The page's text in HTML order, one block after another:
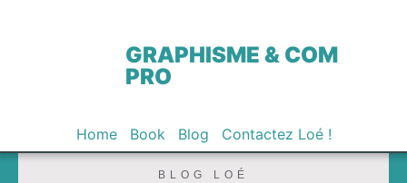
GRAPHISME & COM
PRO
Home Book Blog Contactez Loé !
BLOG LOÉ